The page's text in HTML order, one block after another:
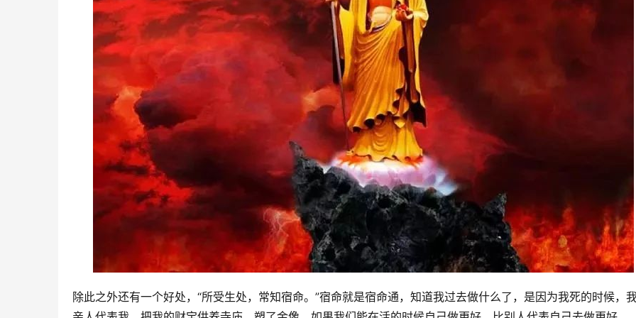
除此之外还有一个好处，“所受生处，常知宿命。”宿命就是宿命通，知道我过去做什么了，是因为我死的时候，